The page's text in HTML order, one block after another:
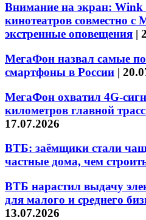
Внимание на экран:
кинотеатров совместно
экстренные оповещения |
МегаФон назвал самые
смартфоны в России |
МегаФон охватил 4G-
километров главной
17.07.2026
ВТБ: заёмщики стали
частные дома, чем
ВТБ нарастил выдачу
для малого и среднего
13.07.2026